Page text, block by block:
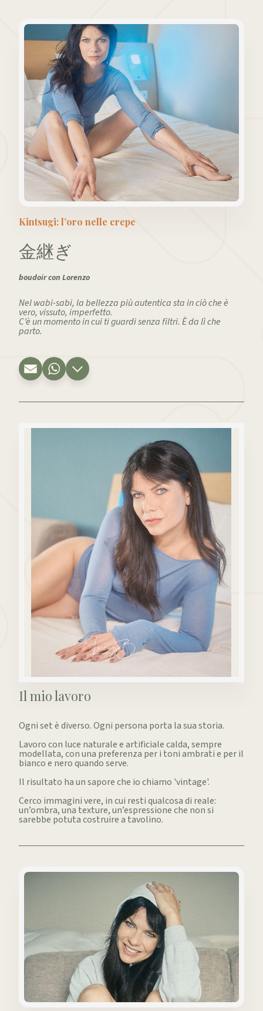
Kintsugi: l’oro nelle crepe
金継ぎ
boudoir con Lorenzo
Nel wabi-sabi, la bellezza più autentica sta in ciò che è
vero, vissuto, imperfetto.
C’è un momento in cui ti guardi senza filtri. È da lì che
parto.
Il mio lavoro
Ogni set è diverso. Ogni persona porta la sua storia.
Lavoro con luce naturale e artificiale calda, sempre
modellata, con una preferenza per i toni ambrati e per il
bianco e nero quando serve.
Il risultato ha un sapore che io chiamo 'vintage'.
Cerco immagini vere, in cui resti qualcosa di reale:
un’ombra, una texture, un’espressione che non si
sarebbe potuta costruire a tavolino.